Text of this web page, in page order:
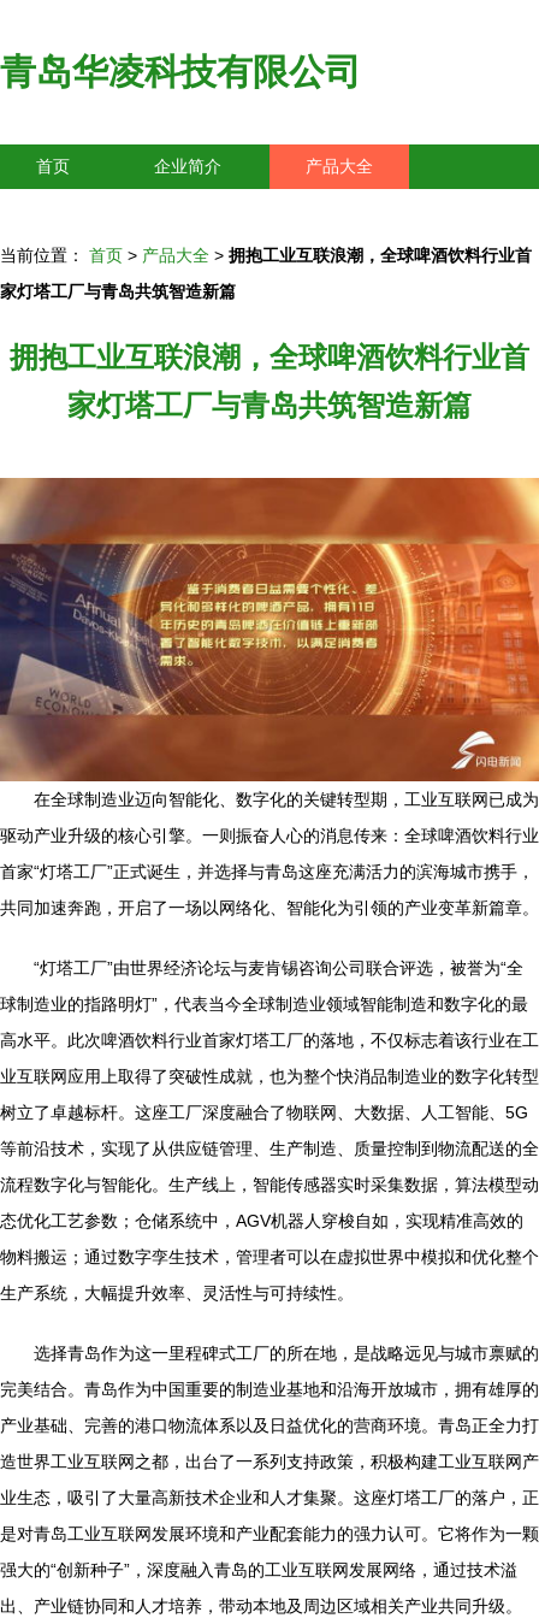
青岛华凌科技有限公司
首页 企业简介 产品大全
当前位置： 首页 > 产品大全 > 拥抱工业互联浪潮，全球啤酒饮料行业首
家灯塔工厂与青岛共筑智造新篇
拥抱工业互联浪潮，全球啤酒饮料行业首
家灯塔工厂与青岛共筑智造新篇
在全球制造业迈向智能化、数字化的关键转型期，工业互联网已成为
驱动产业升级的核心引擎。一则振奋人心的消息传来：全球啤酒饮料行业
首家“灯塔工厂”正式诞生，并选择与青岛这座充满活力的滨海城市携手，
共同加速奔跑，开启了一场以网络化、智能化为引领的产业变革新篇章。
“灯塔工厂”由世界经济论坛与麦肯锡咨询公司联合评选，被誉为“全
球制造业的指路明灯”，代表当今全球制造业领域智能制造和数字化的最
高水平。此次啤酒饮料行业首家灯塔工厂的落地，不仅标志着该行业在工
业互联网应用上取得了突破性成就，也为整个快消品制造业的数字化转型
树立了卓越标杆。这座工厂深度融合了物联网、大数据、人工智能、5G
等前沿技术，实现了从供应链管理、生产制造、质量控制到物流配送的全
流程数字化与智能化。生产线上，智能传感器实时采集数据，算法模型动
态优化工艺参数；仓储系统中，AGV机器人穿梭自如，实现精准高效的
物料搬运；通过数字孪生技术，管理者可以在虚拟世界中模拟和优化整个
生产系统，大幅提升效率、灵活性与可持续性。
选择青岛作为这一里程碑式工厂的所在地，是战略远见与城市禀赋的
完美结合。青岛作为中国重要的制造业基地和沿海开放城市，拥有雄厚的
产业基础、完善的港口物流体系以及日益优化的营商环境。青岛正全力打
造世界工业互联网之都，出台了一系列支持政策，积极构建工业互联网产
业生态，吸引了大量高新技术企业和人才集聚。这座灯塔工厂的落户，正
是对青岛工业互联网发展环境和产业配套能力的强力认可。它将作为一颗
强大的“创新种子”，深度融入青岛的工业互联网发展网络，通过技术溢
出、产业链协同和人才培养，带动本地及周边区域相关产业共同升级。